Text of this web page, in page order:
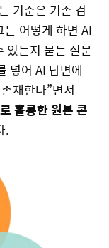
기준은 기존 검
어떻게 하면 AI
있는지 묻는 질문
넣어 AI 답변에
재한다”면서
훌륭한 원본 콘
.